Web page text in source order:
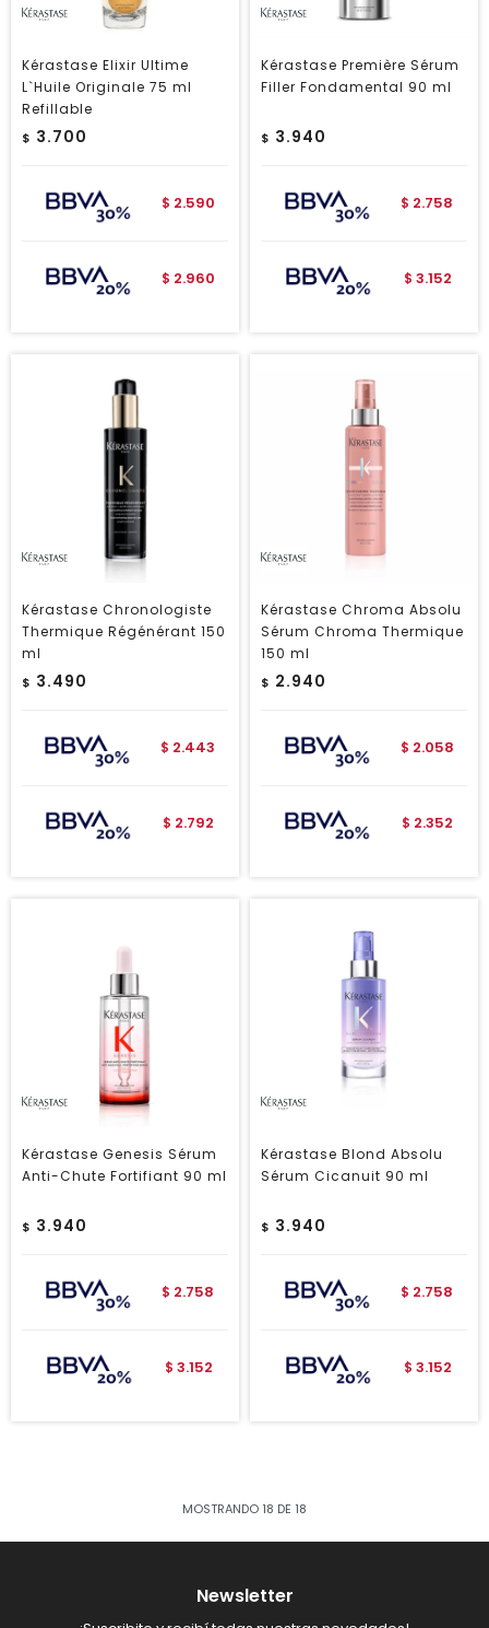
Kérastase Elixir Ultime
L`Huile Originale 75 ml
Refillable
$ 3.700
$ 2.590
$ 2.960
Kérastase Première Sérum
Filler Fondamental 90 ml
$ 3.940
$ 2.758
$ 3.152
Kérastase Chronologiste
Thermique Régénérant 150
ml
$ 3.490
$ 2.443
$ 2.792
Kérastase Chroma Absolu
Sérum Chroma Thermique
150 ml
$ 2.940
$ 2.058
$ 2.352
Kérastase Genesis Sérum
Anti-Chute Fortifiant 90 ml
$ 3.940
$ 2.758
$ 3.152
Kérastase Blond Absolu
Sérum Cicanuit 90 ml
$ 3.940
$ 2.758
$ 3.152
MOSTRANDO 18 DE 18
Newsletter